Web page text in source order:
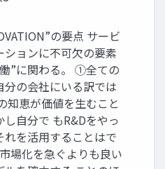
の要点 サービ
ションに不可欠の要素
”に関わる。 ①全ての
分の会社にいる訳では
知恵が価値を生むこと
自分で もR&Dをやっ
れを活用することはで
場化を急ぐよりも良い